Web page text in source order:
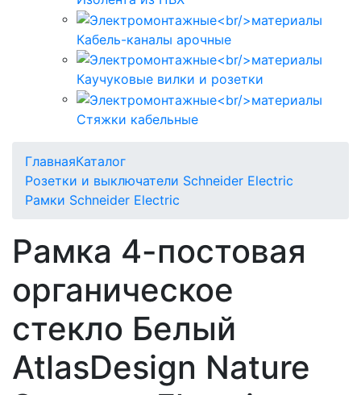
Кабель-каналы арочные
Каучуковые вилки и розетки
Стяжки кабельные
ГлавнаяКаталог
Розетки и выключатели Schneider Electric
Рамки Schneider Electric
Рамка 4-постовая
органическое
стекло Белый
AtlasDesign Nature